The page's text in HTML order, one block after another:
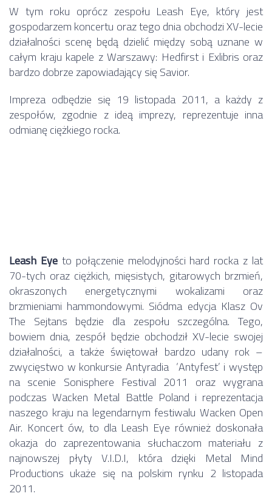
W tym roku oprócz zespołu Leash Eye, który jest
gospodarzem koncertu oraz tego dnia obchodzi XV-lecie
działalności scenę będą dzielić między sobą uznane w
całym kraju kapele z Warszawy: Hedfirst i Exlibris oraz
bardzo dobrze zapowiadający się Savior.
Impreza odbędzie się 19 listopada 2011, a każdy z
zespołów, zgodnie z ideą imprezy, reprezentuje inna
odmianę ciężkiego rocka.
Leash Eyeto połączenie melodyjności hard rocka z lat
70-tych oraz ciężkich, mięsistych, gitarowych brzmień,
okraszonych energetycznymi wokalizami oraz
brzmieniami hammondowymi. Siódma edycja Klasz Ov
The Sejtans będzie dla zespołu szczególna. Tego,
bowiem dnia, zespół będzie obchodził XV-lecie swojej
działalności, a także świętował bardzo udany rok –
zwycięstwo w konkursie Antyradia ‘Antyfest’ i występ
na scenie Sonisphere Festival 2011 oraz wygrana
podczas Wacken Metal Battle Poland i reprezentacja
naszego kraju na legendarnym festiwalu Wacken Open
Air. Koncert ów, to dla Leash Eye również doskonała
okazja do zaprezentowania słuchaczom materiału z
najnowszej płyty V.I.D.I, która dzięki Metal Mind
Productions ukaże się na polskim rynku 2 listopada
2011.